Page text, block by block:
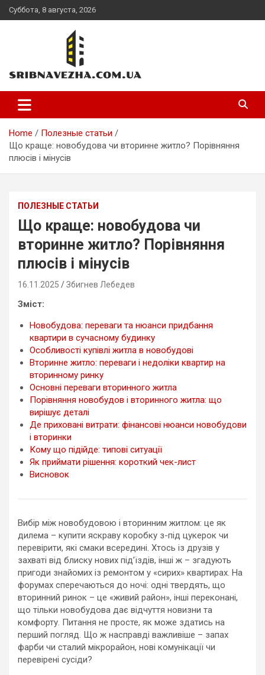
Skip
to
Суббота, 8 августа, 2026
sribnavezha.com.ua
Home
Полезные статьи
Що краще: новобудова чи вторинне житло? Порівняння
плюсів і мінусів
ПОЛЕЗНЫЕ СТАТЬИ
Що краще: новобудова чи
вторинне житло? Порівняння
плюсів і мінусів
16.11.2025 Збигнев Лебедев
Зміст:
Новобудова: переваги та нюанси придбання
квартири в сучасному будинку
Особливості купівлі житла в новобудові
Вторинне житло: переваги і недоліки квартир на
вторинному ринку
Основні переваги вторинного житла
Порівняння новобудов і вторинного житла: що
вирішує деталі
Де приховані витрати: фінансові нюанси новобудови
і вторинки
Кому що підійде: типові ситуації
Як приймати рішення: короткий чек-лист
Висновок
Вибір між новобудовою і вторинним житлом: це як
дилема – купити яскраву коробку з-під цукерок чи
перевірити, які смаки всередині. Хтось із друзів у
захваті від блиску нових під’їздів, інші ж – згадують
пригоди знайомих із ремонтом у «сирих» квартирах. На
форумах сперечаються до ночі: одні твердять, що
вторинний ринок – це «живий район», інші переконані,
що тільки новобудова дає відчуття новизни та
комфорту. Питання не просте, як може здатись на
перший погляд. Що ж насправді важливіше – запах
фарби чи сталий мікрорайон, нові комунікації чи
перевірені сусіди?